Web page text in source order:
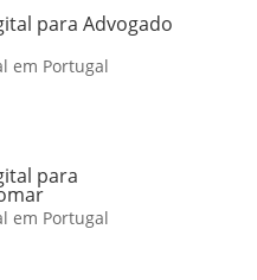
para Advogado
em Portugal
para
em Portugal